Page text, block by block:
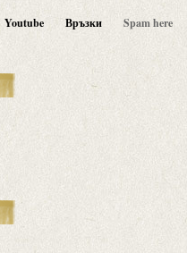
Youtube Връзки Spam here